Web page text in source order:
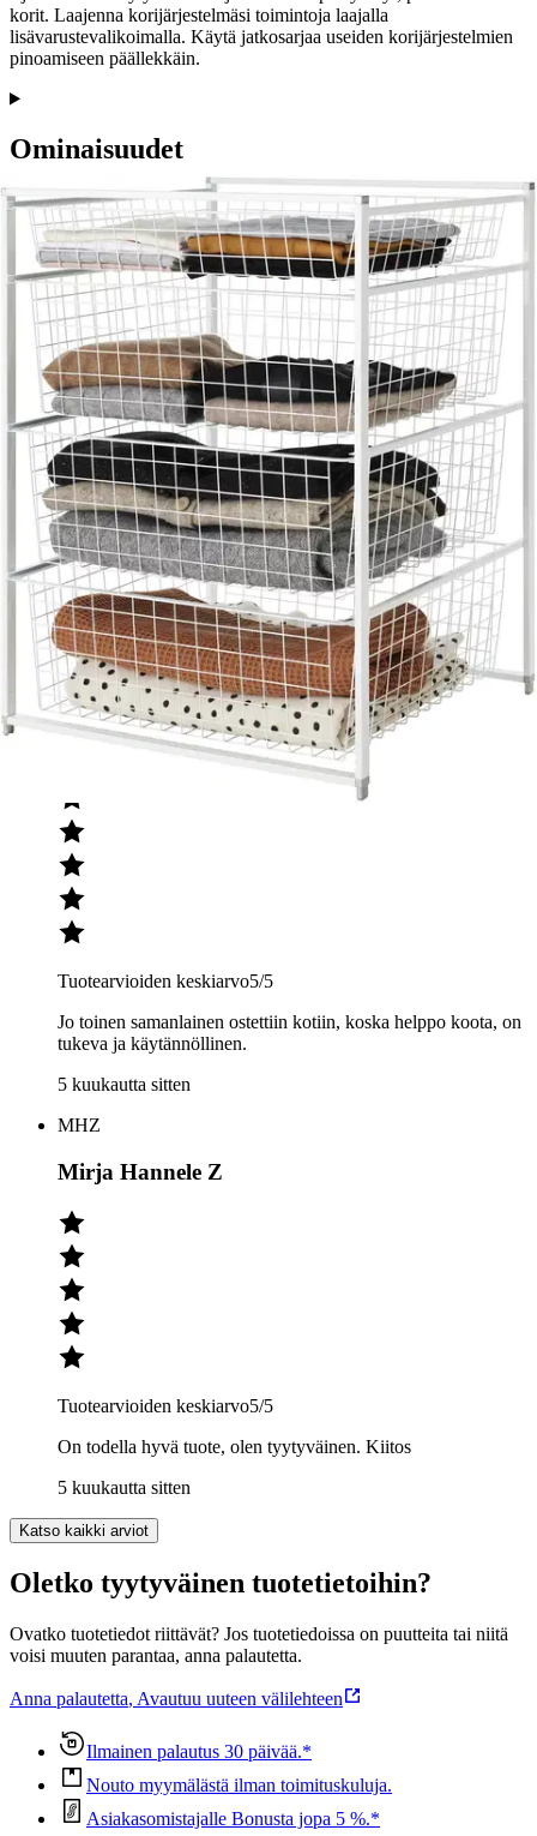
korit. Laajenna korijärjestelmäsi toimintoja laajalla
lisävarustevalikoimalla. Käytä jatkosarjaa useiden korijärjestelmien
pinoamiseen päällekkäin.
Ominaisuudet
Arviot
Tuotearvioiden keskiarvo4,5/5
(6) arviota
Julkaisemme tuotearvioita vain varmistetuista ostoksista. Niitä voivat
kirjoittaa asiakkaat, jotka ovat käyttäneet S-Etukorttia myymälässä
tai verkkokaupassa.
N
Nimetön
Tuotearvioiden keskiarvo5/5
Jo toinen samanlainen ostettiin kotiin, koska helppo koota, on
tukeva ja käytännöllinen.
5 kuukautta sitten
MHZ
Mirja Hannele Z
Tuotearvioiden keskiarvo5/5
On todella hyvä tuote, olen tyytyväinen. Kiitos
5 kuukautta sitten
Katso kaikki arviot
Oletko tyytyväinen tuotetietoihin?
Ovatko tuotetiedot riittävät? Jos tuotetiedoissa on puutteita tai niitä
voisi muuten parantaa, anna palautetta.
Anna palautetta, Avautuu uuteen välilehteen
Ilmainen palautus 30 päivää.*
Nouto myymälästä ilman toimituskuluja.
Asiakasomistajalle Bonusta jopa 5 %.*